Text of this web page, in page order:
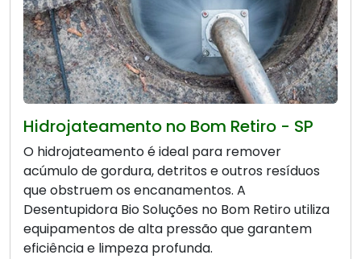
Hidrojateamento no Bom Retiro - SP
O hidrojateamento é ideal para remover
acúmulo de gordura, detritos e outros resíduos
que obstruem os encanamentos. A
Desentupidora Bio Soluções no Bom Retiro utiliza
equipamentos de alta pressão que garantem
eficiência e limpeza profunda.